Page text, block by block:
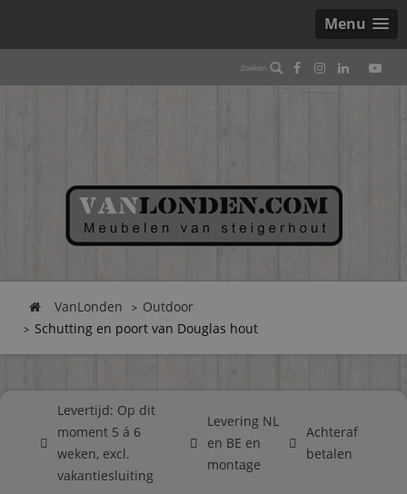
Menu
VanLonden
Outdoor
Schutting en poort van Douglas hout
Levertijd: Op dit
moment 5 á 6
weken, excl.
vakantiesluiting
Levering NL
en BE en
montage
Achteraf
betalen